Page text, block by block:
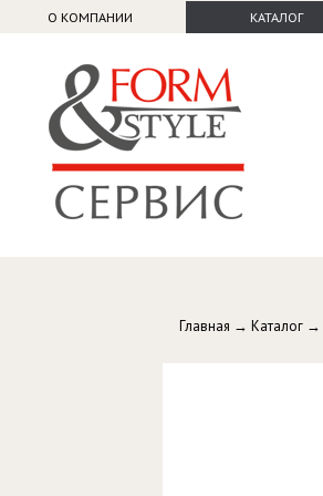
О КОМПАНИИ КАТАЛОГ
Главная → Каталог →